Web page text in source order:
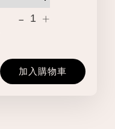
- +
加入購物車